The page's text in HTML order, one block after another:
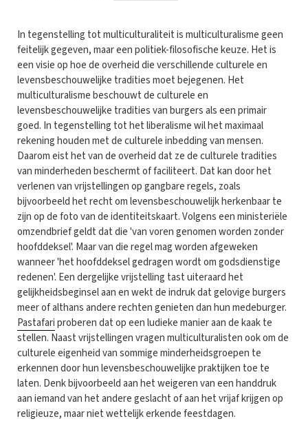
In tegenstelling tot multiculturaliteit is multiculturalisme geen
feitelijk gegeven, maar een politiek-filosofische keuze. Het is
een visie op hoe de overheid die verschillende culturele en
levensbeschouwelijke tradities moet bejegenen. Het
multiculturalisme beschouwt de culturele en
levensbeschouwelijke tradities van burgers als een primair
goed. In tegenstelling tot het liberalisme wil het maximaal
rekening houden met de culturele inbedding van mensen.
Daarom eist het van de overheid dat ze de culturele tradities
van minderheden beschermt of faciliteert. Dat kan door het
verlenen van vrijstellingen op gangbare regels, zoals
bijvoorbeeld het recht om levensbeschouwelijk herkenbaar te
zijn op de foto van de identiteitskaart. Volgens een ministeriële
omzendbrief geldt dat die 'van voren genomen worden zonder
hoofddeksel'. Maar van die regel mag worden afgeweken
wanneer 'het hoofddeksel gedragen wordt om godsdienstige
redenen'. Een dergelijke vrijstelling tast uiteraard het
gelijkheidsbeginsel aan en wekt de indruk dat gelovige burgers
meer of althans andere rechten genieten dan hun medeburger.
Pastafariproberen dat op een ludieke manier aan de kaak te
stellen. Naast vrijstellingen vragen multiculturalisten ook om de
culturele eigenheid van sommige minderheidsgroepen te
erkennen door hun levensbeschouwelijke praktijken toe te
laten. Denk bijvoorbeeld aan het weigeren van een handdruk
aan iemand van het andere geslacht of aan het vrijaf krijgen op
religieuze, maar niet wettelijk erkende feestdagen.